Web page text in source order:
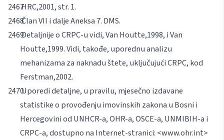
HRC,2001, str. 1.
Član VII i dalje Aneksa 7. DMS.
Detaljnije o CRPC-u vidi,Van Houtte,1998, iVan
Houtte,1999. Vidi, takođe, uporednu analizu
mehanizama za naknadu štete, uključujući CRPC, kod
Ferstman,2002.
Uporedi detaljne, u pravilu, mjesečno izdavane
statistike o provođenju imovinskih zakona u Bosni i
Hercegovini od UNHCR-a, OHR-a, OSCE-a, UNMIBIH-a i
CRPC-a, dostupno na Internet-stranici: <www.ohr.int>